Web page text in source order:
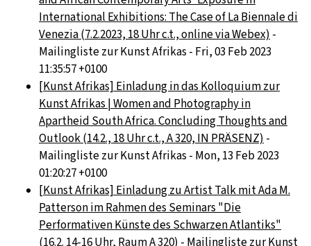
International Exhibitions: The Case of La Biennale di
Venezia (7.2.2023, 18 Uhr c.t., online via Webex) -
Mailingliste zur Kunst Afrikas - Fri, 03 Feb 2023
11:35:57 +0100
[Kunst Afrikas] Einladung in das Kolloquium zur
Kunst Afrikas | Women and Photography in
Apartheid South Africa. Concluding Thoughts and
Outlook (14.2., 18 Uhr c.t., A 320, IN PRÄSENZ) -
Mailingliste zur Kunst Afrikas - Mon, 13 Feb 2023
01:20:27 +0100
[Kunst Afrikas] Einladung zu Artist Talk mit Ada M.
Patterson im Rahmen des Seminars "Die
Performativen Künste des Schwarzen Atlantiks"
(16.2. 14-16 Uhr, Raum A 320) - Mailingliste zur Kunst